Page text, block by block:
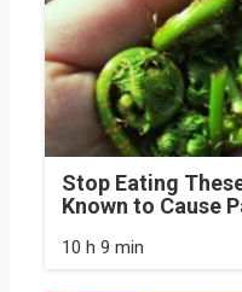
Stop Eating
Known to Cause
10 h 9 min